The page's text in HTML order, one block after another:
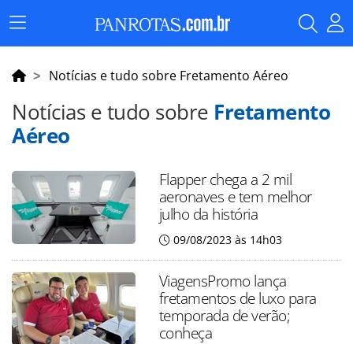
Menu
Principal
Notícias e tudo sobre Fretamento Aéreo
Notícias e tudo sobre Fretamento
Aéreo
Flapper chega a 2 mil
aeronaves e tem melhor
julho da história
09/08/2023 às 14h03
ViagensPromo lança
fretamentos de luxo para
temporada de verão;
conheça